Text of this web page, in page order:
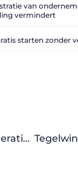
van
vermindert
starten zonder
Maculadegeneratie als sluipende verandering in uw zicht